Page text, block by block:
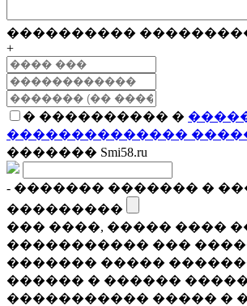
����������
+
� ���������� �
��������������
������� Smi58.ru
- ������� ������� �
���������
��� ����, ����� ����
����������� ���
������� �����
������ � ������
����������� ����� �